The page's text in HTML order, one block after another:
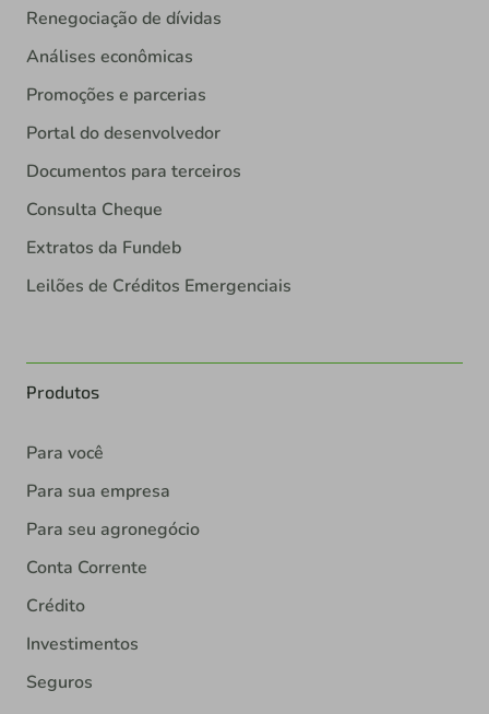
Renegociação de dívidas
Análises econômicas
Promoções e parcerias
Portal do desenvolvedor
Documentos para terceiros
Consulta Cheque
Extratos da Fundeb
Leilões de Créditos Emergenciais
Produtos
Para você
Para sua empresa
Para seu agronegócio
Conta Corrente
Crédito
Investimentos
Seguros